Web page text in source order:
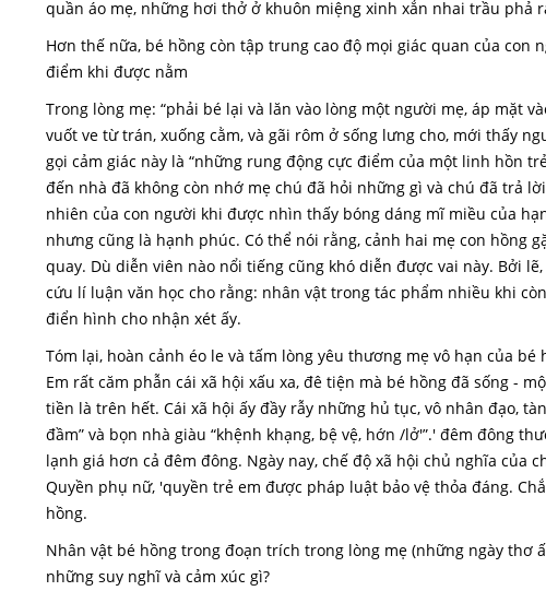
quần áo mẹ, những hơi thở ở khuôn miệng xinh xắn nhai trầu phả
Hơn thế nữa, bé hồng còn tập trung cao độ mọi giác quan của
điểm khi được nằm
Trong lòng mẹ: “phải bé lại và lăn vào lòng một người mẹ, áp mặt
vuốt ve từ trán, xuống cằm, và gãi rôm ở sống lưng cho, mới thấy
gọi cảm giác này là “những rung động cực điểm của một linh hồn
đến nhà đã không còn nhớ mẹ chú đã hỏi những gì và chú đã trả
nhiên của con người khi được nhìn thấy bóng dáng mĩ miều của
nhưng cũng là hạnh phúc. Có thể nói rằng, cảnh hai mẹ con
quay. Dù diễn viên nào nổi tiếng cũng khó diễn được vai này. Bởi
cứu lí luận văn học cho rằng: nhân vật trong tác phẩm nhiều khi
điển hình cho nhận xét ấy.
Tóm lại, hoàn cảnh éo le và tấm lòng yêu thương mẹ vô hạn của
Em rất căm phẫn cái xã hội xấu xa, đê tiện mà bé hồng đã sống -
tiền là trên hết. Cái xã hội ấy đầy rẫy những hủ tục, vô nhân đạo,
đầm” và bọn nhà giàu “khệnh khạng, bệ vệ, hớn /lở'”.' đêm đông
lạnh giá hơn cả đêm đông. Ngày nay, chế độ xã hội chủ nghĩa của
Quyền phụ nữ, 'quyền trẻ em được pháp luật bảo vệ thỏa đáng.
hồng.
Nhân vật bé hồng trong đoạn trích trong lòng mẹ (những ngày thơ
những suy nghĩ và cảm xúc gì?